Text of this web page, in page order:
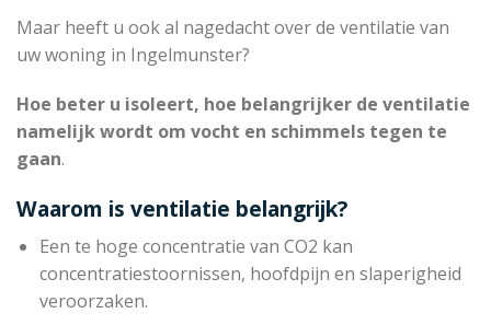
Maar heeft u ook al nagedacht over de ventilatie van
uw woning in Ingelmunster?
Hoe beter u isoleert, hoe belangrijker de ventilatie
namelijk wordt om vocht en schimmels tegen te
gaan.
Waarom is ventilatie belangrijk?
Een te hoge concentratie van CO2 kan
concentratiestoornissen, hoofdpijn en slaperigheid
veroorzaken.